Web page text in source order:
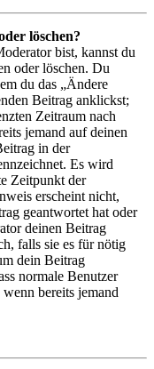
löschen?
bist, kannst du
oder löschen. Du
du das „Ändere
Beitrag anklickst;
Zeitraum nach
jemand auf deinen
in der
Es wird
Zeitpunkt der
erscheint nicht,
geantwortet hat oder
deinen Beitrag
falls sie es für nötig
dein Beitrag
normale Benutzer
bereits jemand